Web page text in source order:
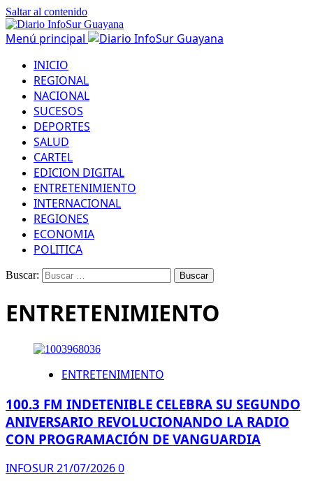
Saltar al contenido
Menú principal
INICIO
REGIONAL
NACIONAL
SUCESOS
DEPORTES
SALUD
CARTEL
EDICION DIGITAL
ENTRETENIMIENTO
INTERNACIONAL
REGIONES
ECONOMIA
POLITICA
Buscar:
ENTRETENIMIENTO
ENTRETENIMIENTO
100.3 FM INDETENIBLE CELEBRA SU SEGUNDO
ANIVERSARIO REVOLUCIONANDO LA RADIO
CON PROGRAMACIÓN DE VANGUARDIA
INFOSUR21/07/20260